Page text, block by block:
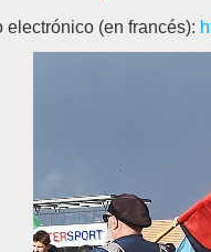
electrónico (en francés):